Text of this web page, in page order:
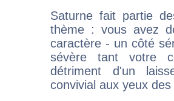
Saturne fait partie
thème : vous avez
caractère - un côté
sévère tant votre
détriment d'un
convivial aux yeux